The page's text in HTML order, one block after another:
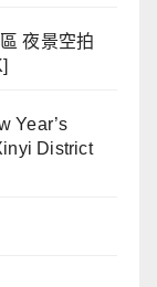
夜景空拍
Year’s
District